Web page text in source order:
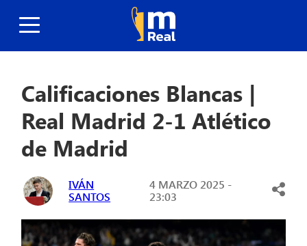
Calificaciones Blancas |
Real Madrid 2-1 Atlético
de Madrid
IVÁN
SANTOS
4 MARZO 2025 -
23:03